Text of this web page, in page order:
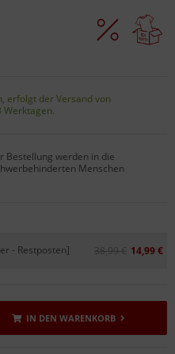
erfolgt der Versand von
Werktagen.
Bestellung werden in die
Menschen
- Restposten] 38,99 € 14,99 €
IN DEN WARENKORB